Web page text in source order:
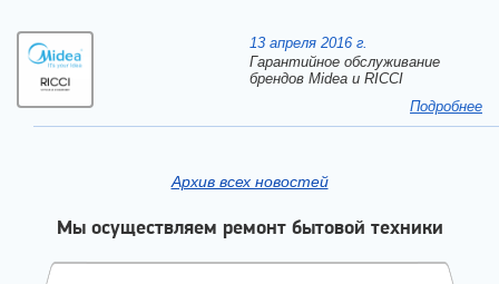
13 апреля 2016 г.
Гарантийное обслуживание
брендов Midea и RICCI
Подробнее
Архив всех новостей
Мы осуществляем ремонт бытовой техники